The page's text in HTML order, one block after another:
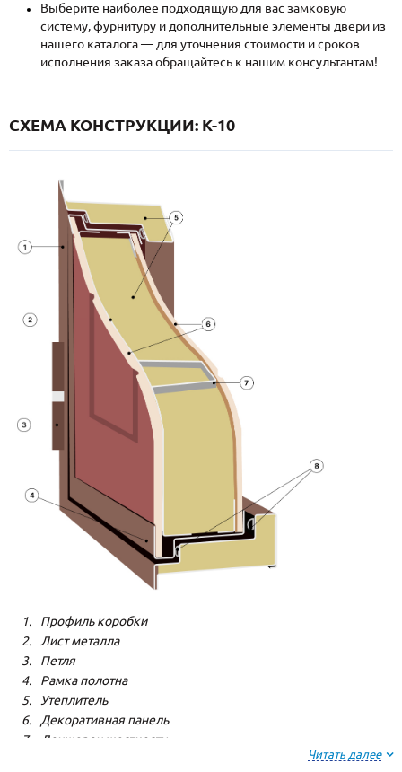
Каталог Распродажа Как купить
Записаться на замер
Выберите наиболее подходящую для вас замковую
систему, фурнитуру и дополнительные элементы двери из
нашего каталога — для уточнения стоимости и сроков
исполнения заказа обращайтесь к нашим консультантам!
СХЕМА КОНСТРУКЦИИ: K-10
Профиль коробки
Лист металла
Петля
Рамка полотна
Утеплитель
Декоративная панель
Лонжерон жесткости
Читать далее